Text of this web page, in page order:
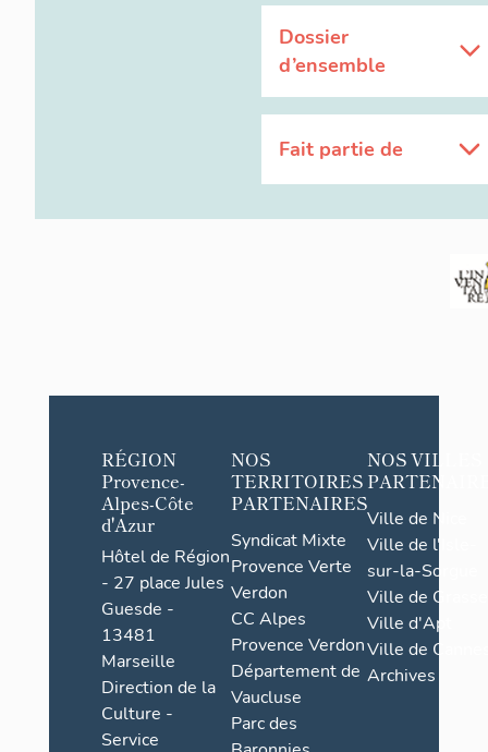
Dossier
d’ensemble
Fait partie de
RÉGION
Provence-
Alpes-Côte
d'Azur
Hôtel de Région
- 27 place Jules
Guesde -
13481
Marseille
Direction de la
Culture -
Service
NOS
TERRITOIRES
PARTENAIRES
Syndicat Mixte
Provence Verte
Verdon
CC Alpes
Provence Verdon
Département de
Vaucluse
Parc des
NOS VILLES
Ville de Nice
Ville de l'Isle-
sur-la-Sorgue
Ville de Grasse
Ville d'Apt
Ville de
Archives